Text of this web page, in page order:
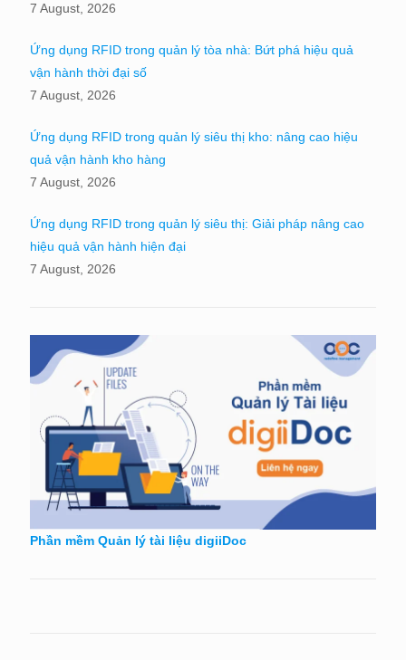
7 August, 2026
Ứng dụng RFID trong quản lý tòa nhà: Bứt phá hiệu quả
vận hành thời đại số
7 August, 2026
Ứng dụng RFID trong quản lý siêu thị kho: nâng cao hiệu
quả vận hành kho hàng
7 August, 2026
Ứng dụng RFID trong quản lý siêu thị: Giải pháp nâng cao
hiệu quả vận hành hiện đại
7 August, 2026
Phần mềm Quản lý tài liệu digiiDoc